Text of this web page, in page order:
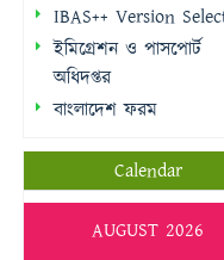
IBAS++ Version
ইমিগ্রেশন ও পাসপোর্ট
অধিদপ্তর
বাংলাদেশ ফরম
Calendar
AUGUST 2026